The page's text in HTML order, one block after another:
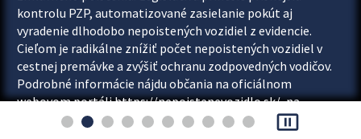
kontrolu PZP, automatizované zasielanie pokút aj
vyradenie dlhodobo nepoistených vozidiel z evidencie.
Cieľom je radikálne znížiť počet nepoistených vozidiel v
cestnej premávke a zvýšiť ochranu zodpovedných vodičov.
Podrobné informácie nájdu občania na oficiálnom
webovom portáli https://nepoistenevozidlo.sk/, na
ktorom od augusta pribudne aj možnosť overiť si...
pause_presentation